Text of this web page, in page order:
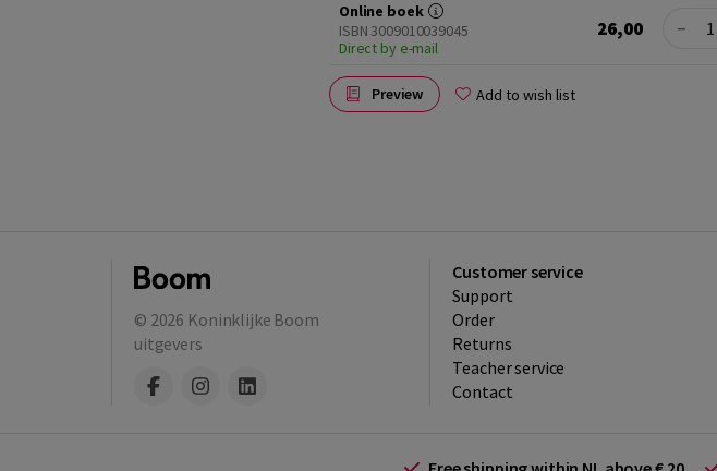
Online boek
ISBN 3009010039045
Direct by e-mail
26,00 Quantity
−
Preview Add to wish list
© 2026 Koninklijke Boom
uitgevers
Customer service
Support
Order
Returns
Teacher service
Contact